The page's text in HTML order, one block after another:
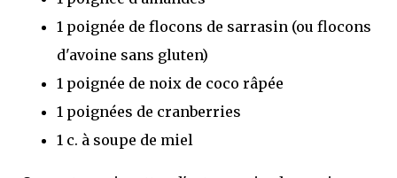
1 poignée de flocons de sarrasin (ou flocons
d'avoine sans gluten)
1 poignée de noix de coco râpée
1 poignées de cranberries
1 c. à soupe de miel